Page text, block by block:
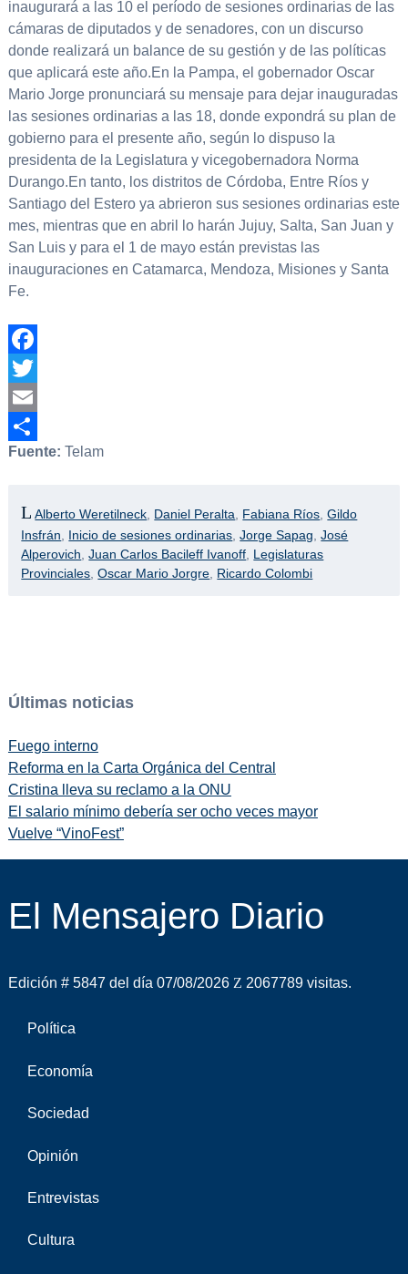
inaugurará a las 10 el período de sesiones ordinarias de las
cámaras de diputados y de senadores, con un discurso
donde realizará un balance de su gestión y de las políticas
que aplicará este año.En la Pampa, el gobernador Oscar
Mario Jorge pronunciará su mensaje para dejar inauguradas
las sesiones ordinarias a las 18, donde expondrá su plan de
gobierno para el presente año, según lo dispuso la
presidenta de la Legislatura y vicegobernadora Norma
Durango.En tanto, los distritos de Córdoba, Entre Ríos y
Santiago del Estero ya abrieron sus sesiones ordinarias este
mes, mientras que en abril lo harán Jujuy, Salta, San Juan y
San Luis y para el 1 de mayo están previstas las
inauguraciones en Catamarca, Mendoza, Misiones y Santa
Fe.
Facebook
Twitter
Email
Compartir
Fuente: Telam
Alberto Weretilneck Daniel Peralta Fabiana Ríos ,Gildo
Insfrán
Inicio de sesiones ordinarias ,Jorge Sapag ,José
Alperovich ,Juan Carlos Bacileff Ivanoff Legislaturas
Provinciales ,Oscar Mario Jorgre Ricardo Colombi
Últimas noticias
Fuego interno
Reforma en la Carta Orgánica del Central
Cristina lleva su reclamo a la ONU
El salario mínimo debería ser ocho veces mayor
Vuelve “VinoFest”
El Mensajero Diario
Edición # 5847 del día 07/08/2026 2067789 visitas.
Política
Economía
Sociedad
Opinión
Entrevistas
Cultura